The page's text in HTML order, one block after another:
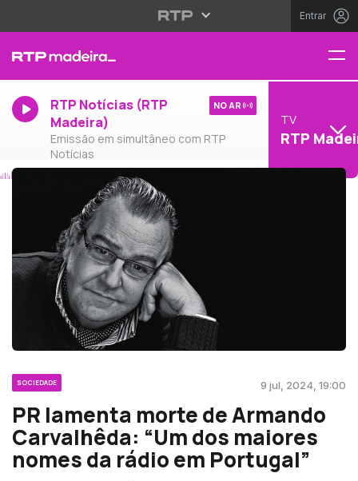
Entrar
RTP Notícias (RTP
Madeira)
Emissão em simultâneo com RTP
Notícias
NO AR
TV
RTP
SOCIEDADE 9 jul, 2024, 19:00
PR lamenta morte de Armando
Carvalhêda: “Um dos maiores
nomes da rádio em Portugal”